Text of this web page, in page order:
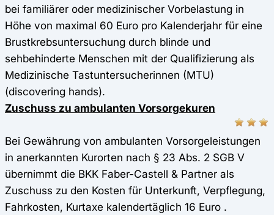
bei familiärer oder medizinischer Vorbelastung in
Höhe von maximal 60 Euro pro Kalenderjahr für eine
Brustkrebsuntersuchung durch blinde und
sehbehinderte Menschen mit der Qualifizierung als
Medizinische Tastuntersucherinnen (MTU)
(discovering hands).
Zuschuss zu ambulanten Vorsorgekuren
Bei Gewährung von ambulanten Vorsorgeleistungen
in anerkannten Kurorten nach § 23 Abs. 2 SGB V
übernimmt die BKK Faber-Castell & Partner als
Zuschuss zu den Kosten für Unterkunft, Verpflegung,
Fahrkosten, Kurtaxe kalendertäglich 16 Euro .